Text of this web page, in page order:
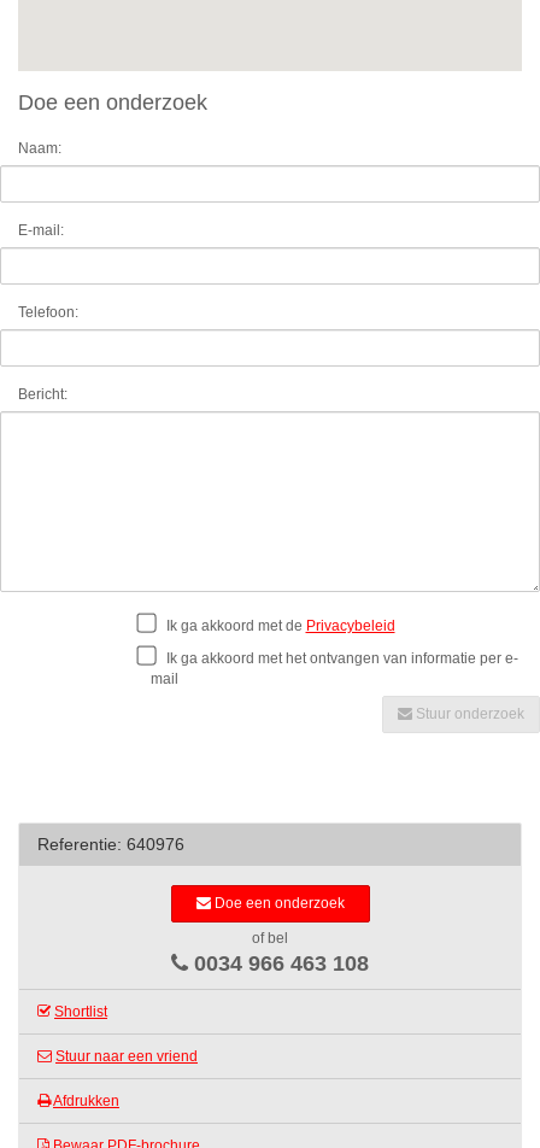
Doe een onderzoek
Naam:
E-mail:
Telefoon:
Bericht:
Ik ga akkoord met de Privacybeleid
Ik ga akkoord met het ontvangen van informatie per e-
mail
Stuur onderzoek
Referentie: 640976
Doe een onderzoek
of bel
0034 966 463 108
Shortlist
Stuur naar een vriend
Afdrukken